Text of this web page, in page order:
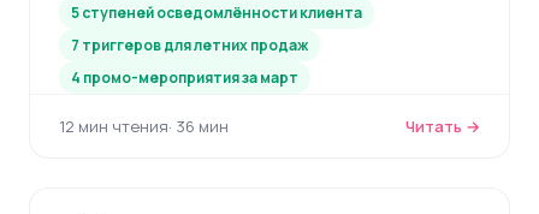
родителей в покупателей — от промо-
мероприятий до лесенки цен.
5 ступеней осведомлённости клиента
7 триггеров для летних продаж
4 промо-мероприятия за март
12 мин чтения· 36 мин Читать →